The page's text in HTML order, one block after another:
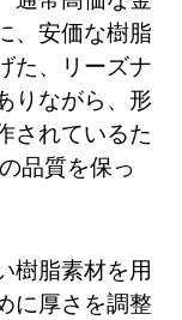
、安価な樹脂
た、リーズナ
りながら、形
されているた
品質を保っ
樹脂素材を用
に厚さを調整